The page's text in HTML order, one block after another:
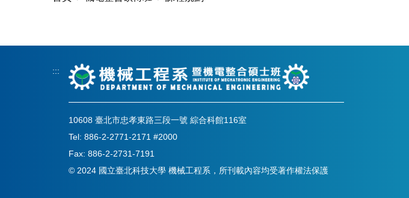
:::
10608 臺北市忠孝東路三段一號 綜合科館116室
Tel: 886-2-2771-2171 #2000
Fax: 886-2-2731-7191
© 2024 國立臺北科技大學 機械工程系，所刊載內容均受著作權法保護